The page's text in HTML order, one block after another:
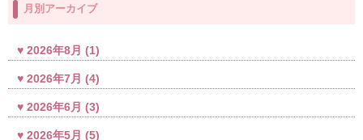
月別アーカイブ
2026年8月 (1)
2026年7月 (4)
2026年6月 (3)
2026年5月 (5)